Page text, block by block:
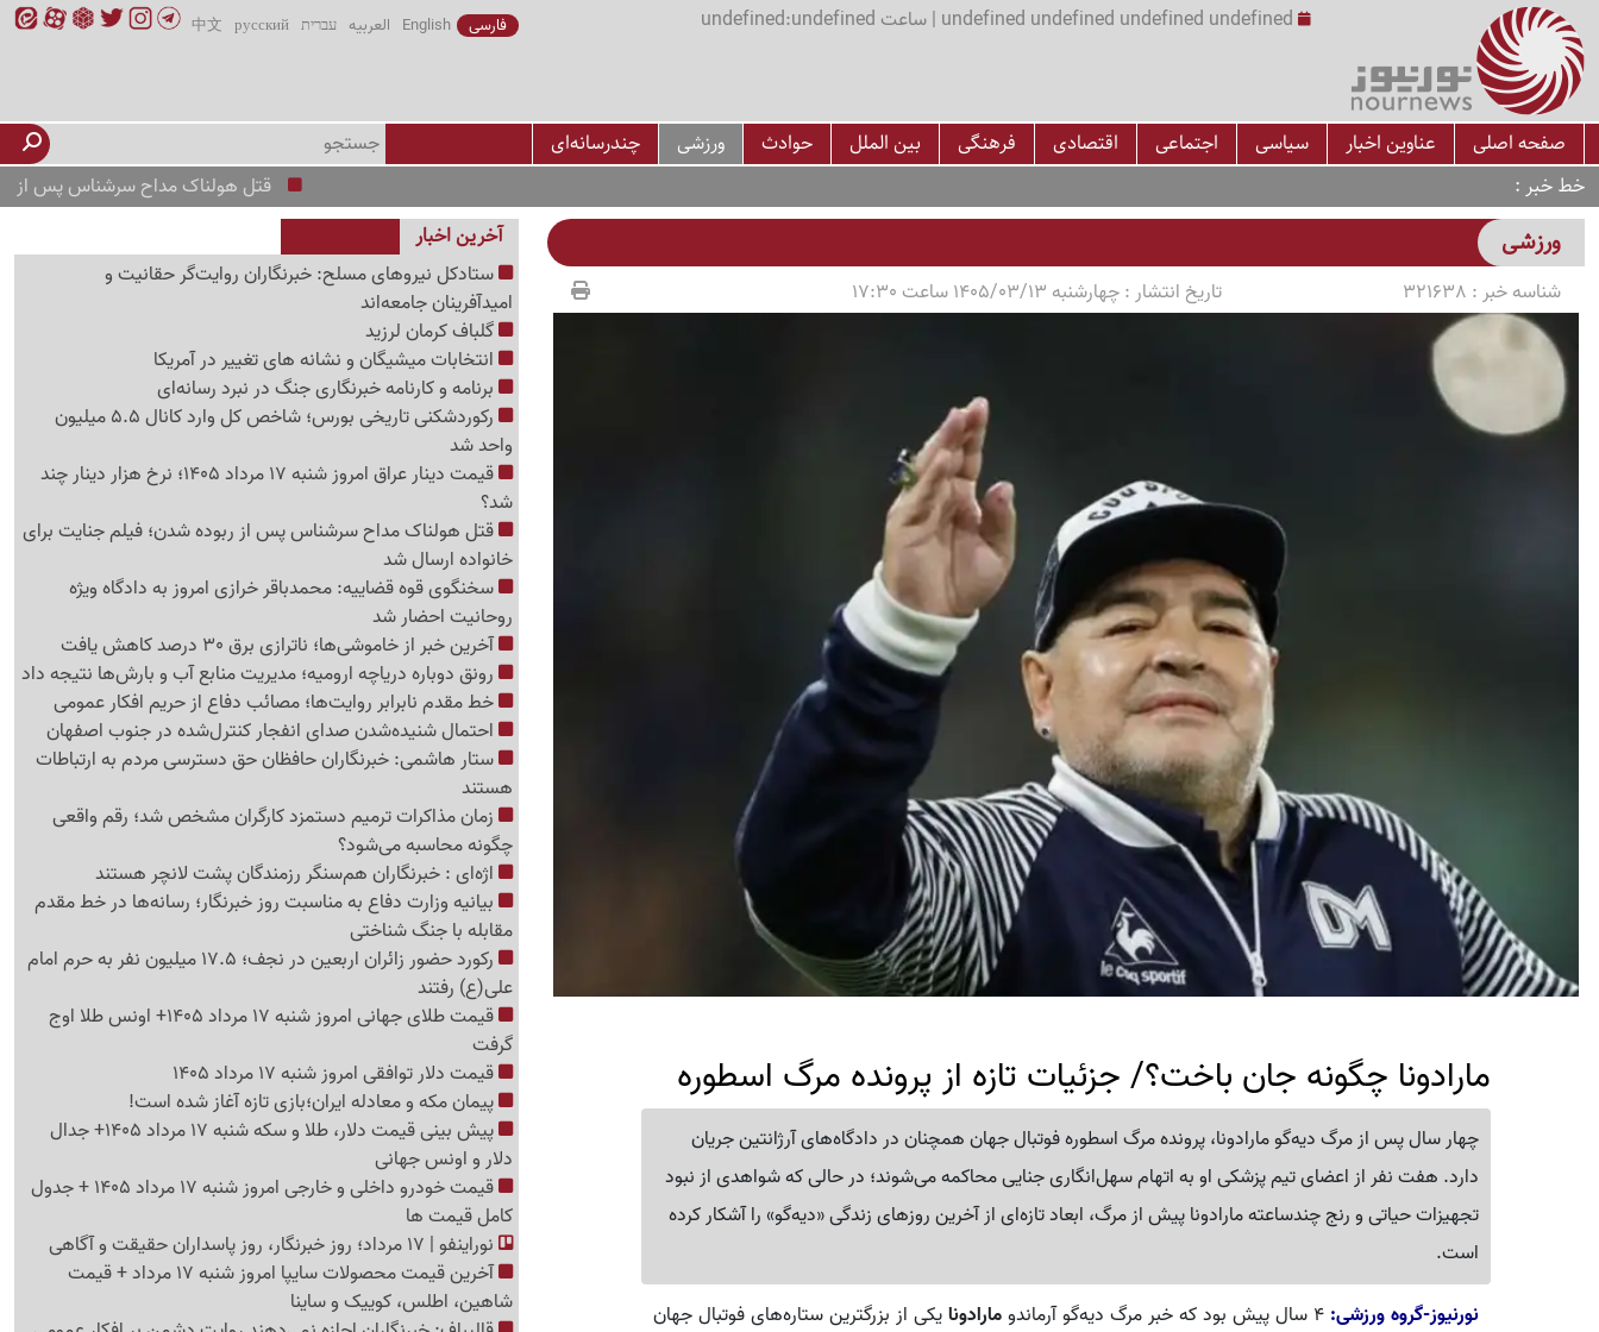
undefined undefined undefined undefined | ساعت undefined:undefined فارسی English العربیه עברית русский
中文
صفحه اصلی عناوین اخبار سیاسی اجتماعی اقتصادی فرهنگی بین الملل حوادث ورزشی
چندرسانه‌ای
خط خبر
قتل هولناک مداح سرشناس پس از ربوده شدن؛
ورزشی
شناسه خبر : 321638 تاریخ انتشار :چهارشنبه 1405/03/13 ساعت 17:30
مارادونا چگونه جان باخت؟/ جزئیات تازه از پرونده مرگ اسطوره
چهار سال پس از مرگ دیه‌گو مارادونا، پرونده مرگ اسطوره فوتبال جهان همچنان در دادگاه‌های آرژانتین جریان
دارد. هفت نفر از اعضای تیم پزشکی او به اتهام سهل‌انگاری جنایی محاکمه می‌شوند؛ در حالی که شواهدی از نبود
تجهیزات حیاتی و رنج چندساعته مارادونا پیش از مرگ، ابعاد تازه‌ای از آخرین روزهای زندگی «دیه‌گو» را آشکار کرده
است.
نورنیوز-گروه ورزشی:
مارادونایکی از بزرگترین ستاره‌های فوتبال جهان
آخرین اخبار
ستادکل نیروهای مسلح: خبرنگاران روایت‌گر حقانیت و
امیدآفرینان جامعه‌اند
گلباف کرمان لرزید
انتخابات میشیگان و نشانه های تغییر در آمریکا
برنامه و کارنامه خبرنگاری جنگ در نبرد رسانه‌ای
رکوردشکنی تاریخی بورس؛ شاخص کل وارد کانال 5.5 میلیون
واحد شد
قیمت دینار عراق امروز شنبه 17 مرداد 1405؛ نرخ هزار دینار چند
شد؟
قتل هولناک مداح سرشناس پس از ربوده شدن؛ فیلم جنایت برای
خانواده ارسال شد
سخنگوی قوه قضاییه: محمدباقر خرازی امروز به دادگاه ویژه
روحانیت احضار شد
آخرین خبر از خاموشی‌ها؛ ناترازی برق 30 درصد کاهش یافت
رونق دوباره دریاچه ارومیه؛ مدیریت منابع آب و بارش‌ها نتیجه داد
خط مقدم نابرابر روایت‌ها؛ مصائب دفاع از حریم افکار عمومی
احتمال شنیده‌شدن صدای انفجار کنترل‌شده در جنوب اصفهان
ستار هاشمی: خبرنگاران حافظان حق دسترسی مردم به ارتباطات
هستند
زمان مذاکرات ترمیم دستمزد کارگران مشخص شد؛ رقم واقعی
چگونه محاسبه می‌شود؟
اژه‌ای : خبرنگاران هم‌سنگر رزمندگان پشت لانچر هستند
بیانیه وزارت دفاع به مناسبت روز خبرنگار؛ رسانه‌ها در خط مقدم
مقابله با جنگ شناختی
رکورد حضور زائران اربعین در نجف؛ 17.5 میلیون نفر به حرم امام
علی(ع) رفتند
قیمت طلای جهانی امروز شنبه 17 مرداد 1405+ اونس طلا اوج
گرفت
قیمت دلار توافقی امروز شنبه 17 مرداد 1405
پیمان مکه و معادله ایران؛بازی تازه آغاز شده است!
پیش ‌بینی قیمت دلار، طلا و سکه شنبه 17 مرداد 1405+ جدال
دلار و اونس جهانی
قیمت خودرو داخلی و خارجی امروز شنبه 17 مرداد 1405 + جدول
کامل قیمت ها
نوراینفو | 17 مرداد؛ روز خبرنگار، روز پاسداران حقیقت و آگاهی
آخرین قیمت محصولات سایپا امروز شنبه 17 مرداد + قیمت
شاهین، اطلس، کوییک و ساینا